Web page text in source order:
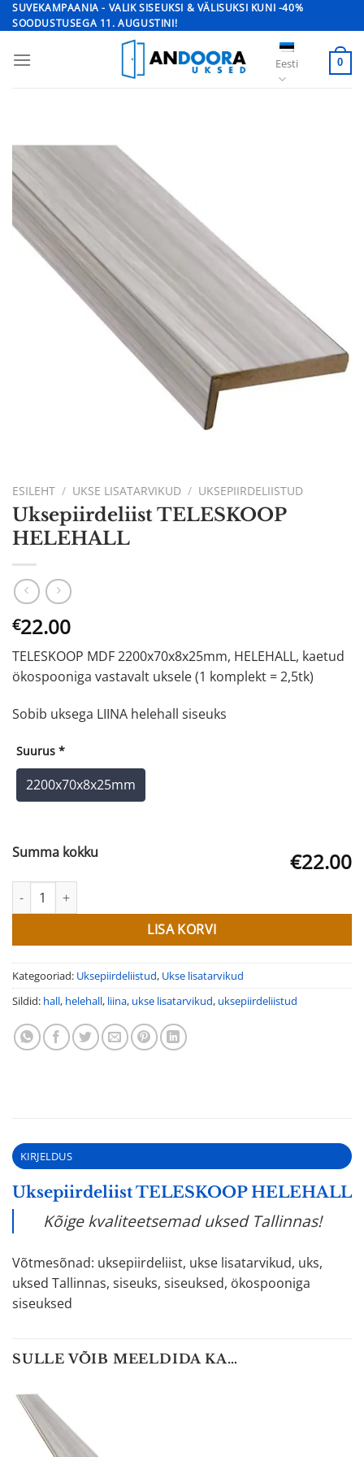
Skip
to
SUVEKAMPAANIA - VALIK SISEUKSI & VÄLISUKSI KUNI -40%
SOODUSTUSEGA 11. AUGUSTINI!
Eesti 0
ESILEHT / UKSE LISATARVIKUD / UKSEPIIRDELIISTUD
Uksepiirdeliist TELESKOOP
HELEHALL
€22.00
TELESKOOP MDF 2200x70x8x25mm, HELEHALL, kaetud
ökospooniga vastavalt uksele (1 komplekt = 2,5tk)
Sobib uksega LIINA helehall siseuks
Suurus *
2200x70x8x25mm
Summa kokku €22.00
Uksepiirdeliist TELESKOOP HELEHALL kogus
LISA KORVI
Kategooriad: Uksepiirdeliistud, Ukse lisatarvikud
Sildid: hall, helehall, liina, ukse lisatarvikud, uksepiirdeliistud
KIRJELDUS
Uksepiirdeliist TELESKOOP HELEHALL
Kõige kvaliteetsemad uksed Tallinnas!
Võtmesõnad: uksepiirdeliist, ukse lisatarvikud, uks,
uksed Tallinnas, siseuks, siseuksed, ökospooniga
siseuksed
SULLE VÕIB MEELDIDA KA…